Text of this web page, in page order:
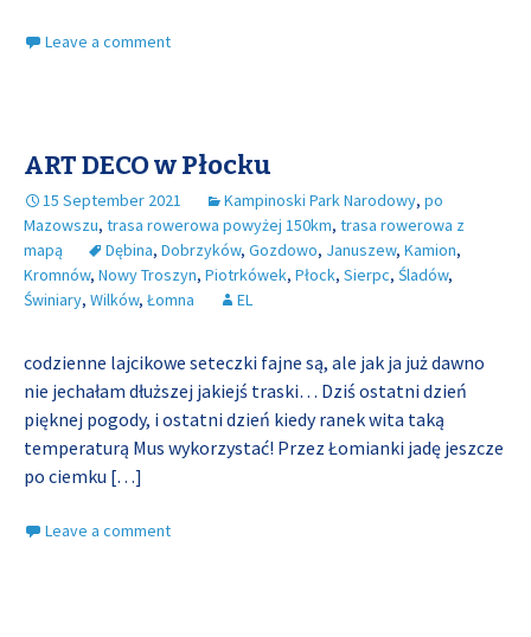
Leave a comment
ART DECO w Płocku
15 September 2021 Kampinoski Park Narodowy, po
Mazowszu, trasa rowerowa powyżej 150km, trasa rowerowa z
mapą
Dębina, Dobrzyków, Gozdowo, Januszew, Kamion,
Kromnów, Nowy Troszyn, Piotrkówek, Płock, Sierpc, Śladów,
Świniary, Wilków, Łomna EL
codzienne lajcikowe seteczki fajne są, ale jak ja już dawno
nie jechałam dłuższej jakiejś traski… Dziś ostatni dzień
pięknej pogody, i ostatni dzień kiedy ranek wita taką
temperaturą Mus wykorzystać! Przez Łomianki jadę jeszcze
po ciemku […]
Leave a comment